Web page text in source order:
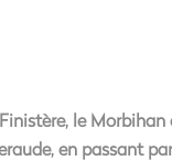
le
en passant